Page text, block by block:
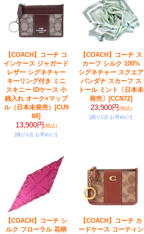
【COACH】コーチ コ
インケース ジャガード
レザー シグネチャー
キーリング付き ミニ
スキニー IDケース 小
銭入れ オーク×マップ
ル（日本未発売）
[CU9
88]
13,900円(税込)
[残り1点 お早めに!]
【COACH】コーチ ス
カーフ シルク 100%
シグネチャー スクエア
バンダナ スカーフ ス
トール ミント〔日本未
発売〕 [CCN72]
23,900円(税込)
[残り1点 お早めに!]
【COACH】コーチ シ
ルク フローラル 花柄
【COACH】コーチ カ
ードケース コーティン